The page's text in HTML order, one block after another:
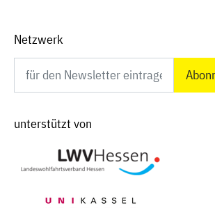
Netzwerk
Newsletter abonnieren
unterstützt von